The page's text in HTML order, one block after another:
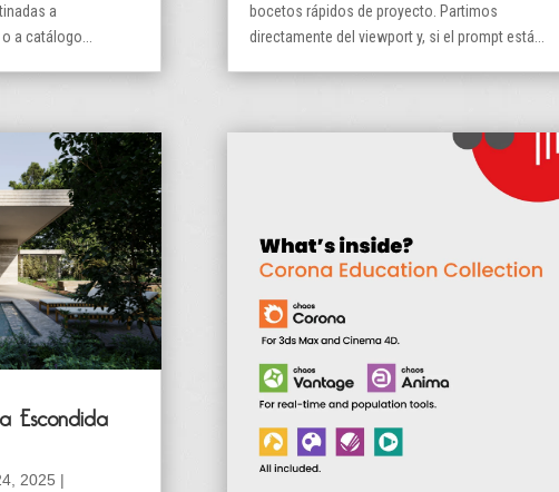
a
a catálogo...
Escondida
2025 |
bocetos rápidos de proyecto. Partimos
directamente del viewport y, si el prompt está...